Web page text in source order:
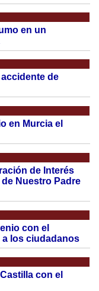
en un
de
en Murcia el
de Interés
Nuestro Padre
con el
a los ciudadanos
con el